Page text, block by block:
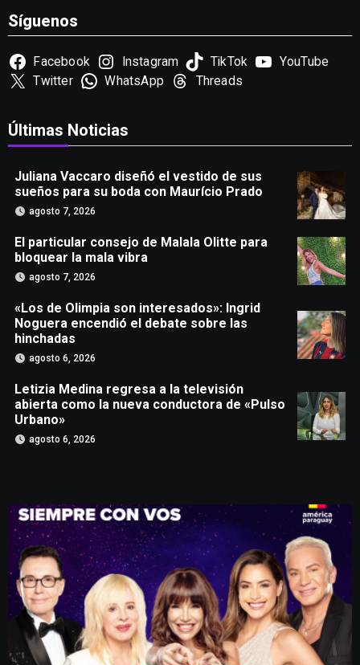
Síguenos
Facebook Instagram TikTok
YouTube
Twitter
WhatsApp Threads
Últimas Noticias
Juliana Vaccaro diseñó el vestido de sus
sueños para su boda con Maurício Prado
agosto 7, 2026
El particular consejo de Malala Olitte para
bloquear la mala vibra
agosto 7, 2026
«Los de Olimpia son interesados»: Ingrid
Noguera encendió el debate sobre las
hinchadas
agosto 6, 2026
Letizia Medina regresa a la televisión
abierta como la nueva conductora de «Pulso
Urbano»
agosto 6, 2026